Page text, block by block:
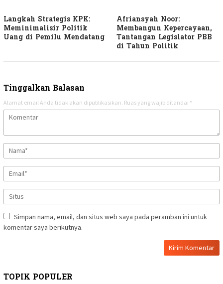
Langkah Strategis KPK:
Meminimalisir Politik
Uang di Pemilu Mendatang
Afriansyah Noor:
Membangun Kepercayaan,
Tantangan Legislator PBB
di Tahun Politik
Tinggalkan Balasan
Alamat email Anda tidak akan dipublikasikan. Ruas yang wajib ditandai *
Simpan nama, email, dan situs web saya pada peramban ini untuk
komentar saya berikutnya.
TOPIK POPULER